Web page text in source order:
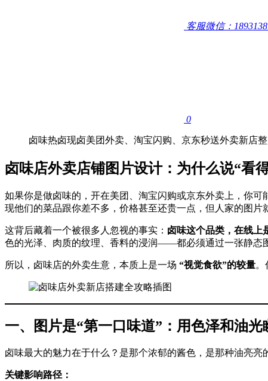
客服微信：
0
卤味热卤现卤美团外卖、淘宝闪购、京东秒送外卖新店
卤味店外卖店铺图片设计：为什么说“看
如果你是做卤味的，开在美团、淘宝闪购或京东外卖上，你
现他们的菜品跟你差不多，价格甚至还贵一点，但人家的图片
这背后藏着一个被很多人忽视的事实： 卤味这个品类，在线上
色的光泽、肉质的纹理、香料的浸润——都必须通过一张静态
所以，卤味店的外卖生意，本质上是一场 “视觉食欲”的较量。
一、图片是“第一口味道”：用色泽和油
卤味最大的魅力在于什么？是那个浓郁的酱色，是那种油亮
关键影响路径：